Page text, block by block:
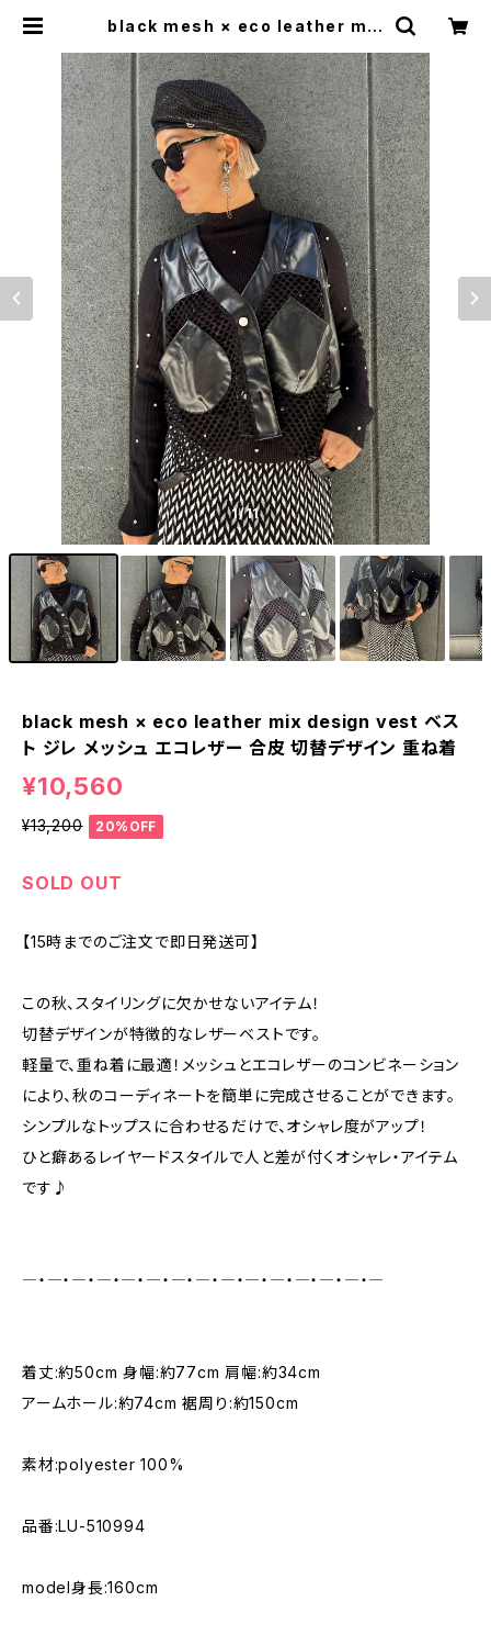
black mesh × eco leather mix
エコレザー 合皮 切替デザイン 重ね
着 | LOOSEHOUSE
1/11
black mesh × eco leather mix design vest ベス
ト ジレ メッシュ エコレザー 合皮 切替デザイン 重ね着
¥10,560
¥13,200 20%OFF
SOLD OUT
【15時までのご注文で即日発送可】
この秋、スタイリングに欠かせないアイテム！
切替デザインが特徴的なレザーベストです。
軽量で、重ね着に最適！メッシュとエコレザーのコンビネーション
により、秋のコーディネートを簡単に完成させることができます。
シンプルなトップスに合わせるだけで、オシャレ度がアップ！
ひと癖あるレイヤードスタイルで人と差が付くオシャレ・アイテム
です♪
―・―・―・―・―・―・―・―・―・―・―・―・―・―・―
着丈:約50cm 身幅:約77cm 肩幅:約34cm
アームホール:約74cm 裾周り:約150cm
素材:polyester 100%
品番:LU-510994
model身長:160cm